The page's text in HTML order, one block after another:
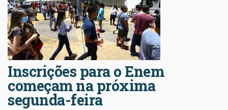
Inscrições para o Enem
começam na próxima
segunda-feira